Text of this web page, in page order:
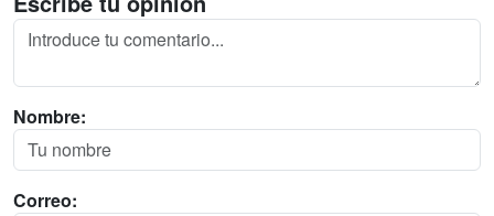
Nombre:
Correo: